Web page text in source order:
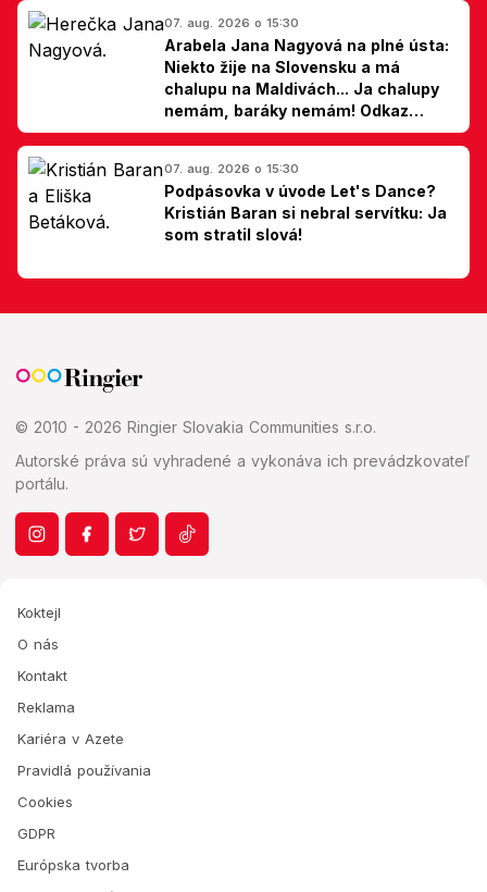
07. aug. 2026 o 15:30
Arabela Jana Nagyová na plné ústa:
Niekto žije na Slovensku a má
chalupu na Maldivách... Ja chalupy
nemám, baráky nemám! Odkaz
Slovákom
07. aug. 2026 o 15:30
Podpásovka v úvode Let's Dance?
Kristián Baran si nebral servítku: Ja
som stratil slová!
© 2010 - 2026 Ringier Slovakia Communities s.r.o.
Autorské práva sú vyhradené a vykonáva ich prevádzkovateľ
portálu.
Koktejl
O nás
Kontakt
Reklama
Kariéra v Azete
Pravidlá používania
Cookies
GDPR
Európska tvorba